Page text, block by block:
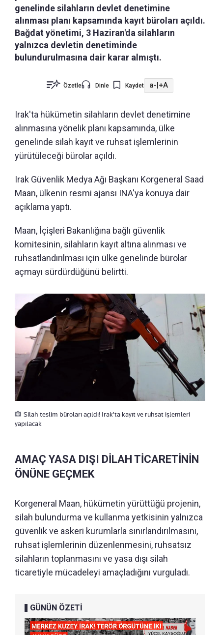
genelinde silahların devlet denetimine
alınması planı kapsamında kayıt büroları açıldı.
Bağdat yönetimi, 3 Haziran'da silahların
yalnızca devletin denetiminde
bulundurulmasına dair karar almıştı.
Özetle Dinle Kaydet a- +A
Irak'ta hükümetin silahların devlet denetimine
alınmasına yönelik planı kapsamında, ülke
genelinde silah kayıt ve ruhsat işlemlerinin
yürütüleceği bürolar açıldı.
Irak Güvenlik Medya Ağı Başkanı Korgeneral Saad
Maan, ülkenin resmi ajansı INA'ya konuya dair
açıklama yaptı.
Maan, İçişleri Bakanlığına bağlı güvenlik
komitesinin, silahların kayıt altına alınması ve
ruhsatlandırılması için ülke genelinde bürolar
açmayı sürdürdüğünü belirtti.
Silah teslim büroları açıldı! Irak'ta kayıt ve ruhsat işlemleri
yapılacak
AMAÇ YASA DIŞI DİLAH TİCARETİNİN
ÖNÜNE GEÇMEK
Korgeneral Maan, hükümetin yürüttüğü projenin,
silah bulundurma ve kullanma yetkisinin yalnızca
güvenlik ve askeri kurumlarla sınırlandırılmasını,
ruhsat işlemlerinin düzenlenmesini, ruhsatsız
silahların toplanmasını ve yasa dışı silah
ticaretiyle mücadeleyi amaçladığını vurguladı.
GÜNÜN ÖZETİ